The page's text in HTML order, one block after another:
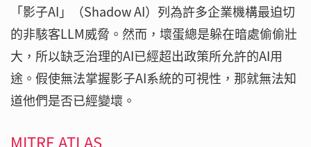
「影子AI」（Shadow AI）列為許多企業機構最迫切
的非駭客LLM威脅。然而，壞蛋總是躲在暗處偷偷壯
大，所以缺乏治理的AI已經超出政策所允許的AI用
途。假使無法掌握影子AI系統的可視性，那就無法知
道他們是否已經變壞。
MITRE ATLAS